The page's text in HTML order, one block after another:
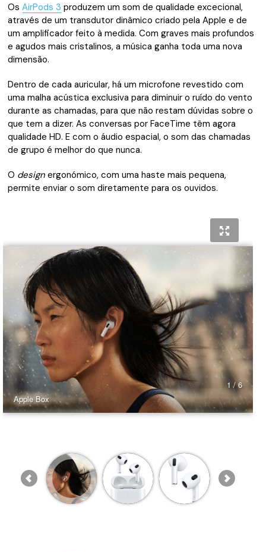
OsAirPods 3 produzem um som de qualidade excecional,
através de um transdutor dinâmico criado pela Apple e de
um amplificador feito à medida. Com graves mais profundos
e agudos mais cristalinos, a música ganha toda uma nova
dimensão.
Dentro de cada auricular, há um microfone revestido com
uma malha acústica exclusiva para diminuir o ruído do vento
durante as chamadas, para que não restam dúvidas sobre o
que tem a dizer. As conversas por FaceTime têm agora
qualidade HD. E com o áudio espacial, o som das chamadas
de grupo é melhor do que nunca.
O design ergonómico, com uma haste mais pequena,
permite enviar o som diretamente para os ouvidos.
1 / 6
Apple Box